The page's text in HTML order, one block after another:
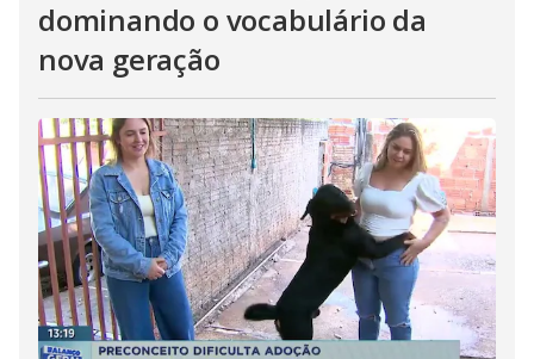
dominando o vocabulário da
nova geração